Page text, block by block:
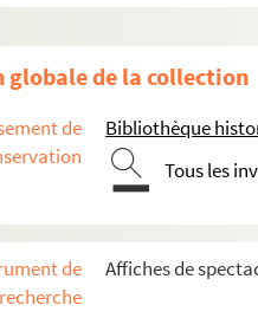
globale de la collection
de
Bibliothèque
Tous les
de
recherche
Affiches de
national supérieur de
de Pantin
la Villette
de la Villette
international de langue française
AFF-002523-(01). Abbas